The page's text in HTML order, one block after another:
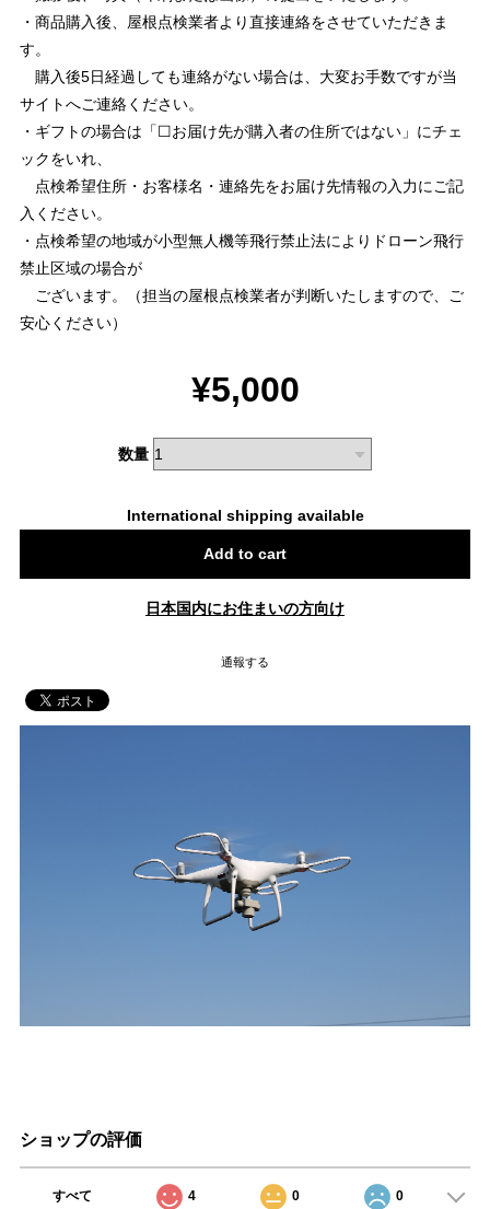
・商品購入後、屋根点検業者より直接連絡をさせていただきま
す。
購入後5日経過しても連絡がない場合は、大変お手数ですが当
サイトへご連絡ください。
・ギフトの場合は「☐お届け先が購入者の住所ではない」にチェ
ックをいれ、
点検希望住所・お客様名・連絡先をお届け先情報の入力にご記
入ください。
・点検希望の地域が小型無人機等飛行禁止法によりドローン飛行
禁止区域の場合が
ございます。（担当の屋根点検業者が判断いたしますので、ご
安心ください）
¥5,000
数量
International shipping available
Add to cart
日本国内にお住まいの方向け
通報する
ショップの評価
すべて 4 0 0